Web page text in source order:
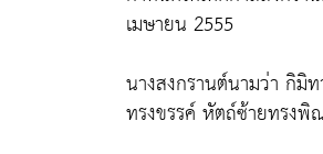
เมษายน 2555
นางสงกรานต์นามว่า กิ
ทรงขรรค์ หัตถ์ซ้ายทรงพิ